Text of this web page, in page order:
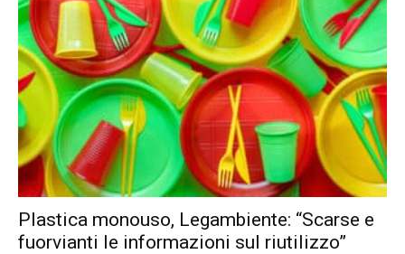
Plastica monouso, Legambiente: “Scarse e
fuorvianti le informazioni sul riutilizzo”